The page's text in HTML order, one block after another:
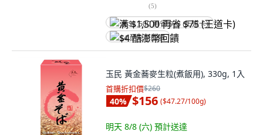
(5)
满 $1,500 再省 $75 (王道卡)
$4 酷澎幣回饋
玉民 黃金蕎麥生粒(煮飯用), 330g, 1入
首購折扣價$260
40% $156 ($47.27/100g)
明天 8/8 (六) 預計送達